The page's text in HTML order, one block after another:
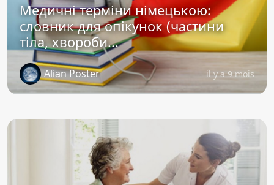
Медичні терміни німецькою:
словник для опікунок (частини
тіла, хвороби...
Alian Poster il y a 9 mois